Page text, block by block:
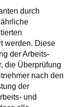
durch
werden. Diese
der Arbeits-
die Überprüfung
nach den
der
und